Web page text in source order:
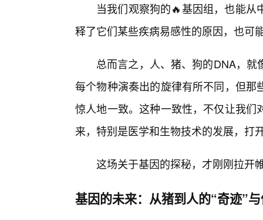
当我们观察狗的🔥基因组，也能
释了它们某些疾病易感性的原因，也可
总而言之，人、猪、狗的DNA，
每个物种演奏出的旋律有所不同，但
惊人地一致。这种一致性，不仅让我
来，特别是医学和生物技术的发展，打
这场关于基因的探秘，才刚刚拉开
基因的未来：从猪到人的“奇迹”